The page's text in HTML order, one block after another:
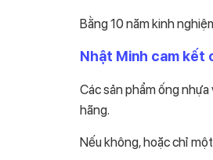
Bằng 10 năm kinh
Nhật Minh cam kết
Các sản phẩm ống
hãng.
Nếu không, hoặc chỉ